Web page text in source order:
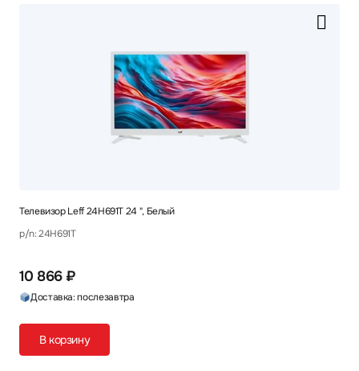
Телевизор Leff 24H691T 24 ", Белый
p/n: 24H691T
10 866 ₽
Доставка: послезавтра
В корзину